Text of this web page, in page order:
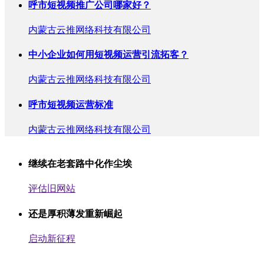
呼市短视频推广公司哪家好？
内蒙古云推网络科技有限公司
中小企业如何用短视频运营引流拓客？
内蒙古云推网络科技有限公司
呼市短视频运营标准
内蒙古云推网络科技有限公司
继续在老套路中化作尘埃
评估旧网站
还是厚积薄发重新崛起
启动新征程